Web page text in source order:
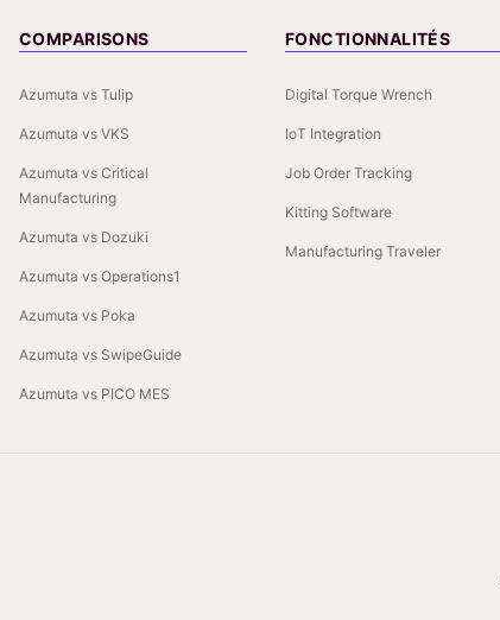
COMPARISONS
Azumuta vs Tulip
Azumuta vs VKS
Azumuta vs Critical
Manufacturing
Azumuta vs Dozuki
Azumuta vs Operations1
Azumuta vs Poka
Azumuta vs SwipeGuide
Azumuta vs PICO MES
FONCTIONNALITÉS
Digital Torque Wrench
IoT Integration
Job Order Tracking
Kitting Software
Manufacturing Traveler